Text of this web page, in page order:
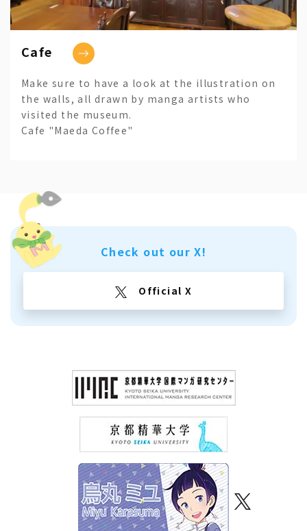
Cafe
Make sure to have a look at the illustration on
the walls, all drawn by manga artists who
visited the museum.
Cafe "Maeda Coffee"
Check out our X!
Official X